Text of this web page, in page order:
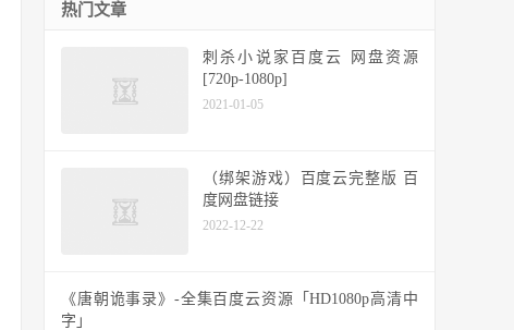
热门文章
刺杀小说家百度云 网盘资源
[720p-1080p]
2021-01-05
（绑架游戏）百度云完整版 百
度网盘链接
2022-12-22
《唐朝诡事录》-全集百度云资源「HD1080p高清中
字」